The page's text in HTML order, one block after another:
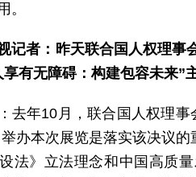
。
记者：昨天联合国人权理事
享有无障碍：构建包容未来”
去年10月，联合国人权理
举办本次展览是落实该决议
法》立法理念和中国高质